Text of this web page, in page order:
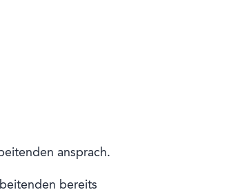
ansprach.
bereits